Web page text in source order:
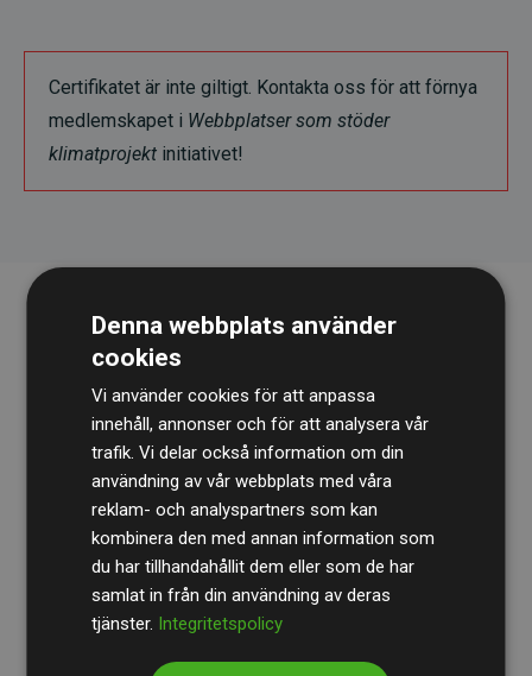
Certifikatet är inte giltigt. Kontakta oss för att förnya
medlemskapet i Webbplatser som stöder
klimatprojekt initiativet!
RevisionsbyrånBDOgranskar kontinuerligt våra
beräkningar och vår metod för att säkerställa
transparens och tillförlitlighet.
Deras granskning visar att våra investeringar i
klimatprojekt i genomsnitt kompenserar för
de beräknade CO₂-utsläppenfrån
Denna webbplats använder
cookies
Vi använder cookies för att anpassa
innehåll, annonser och för att analysera vår
trafik. Vi delar också information om din
användning av vår webbplats med våra
reklam- och analyspartners som kan
kombinera den med annan information som
du har tillhandahållit dem eller som de har
samlat in från din användning av deras
tjänster. Integritetspolicy